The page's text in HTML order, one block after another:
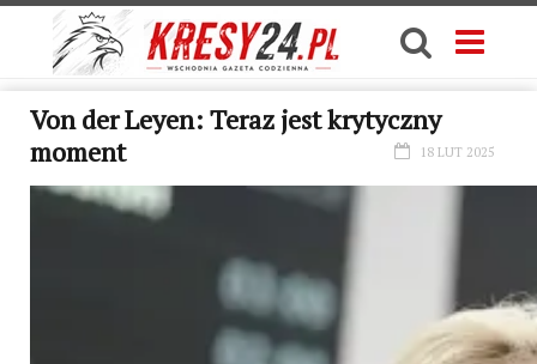
Von der Leyen: Teraz jest krytyczny
moment
18 LUT 2025